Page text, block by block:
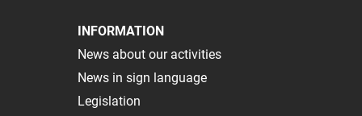
INFORMATION
News about our activities
News in sign language
Legislation